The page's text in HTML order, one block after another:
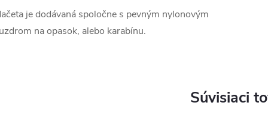
je dodávaná spoločne s pevným nylonovým
na opasok, alebo karabínu.
Súvisiaci